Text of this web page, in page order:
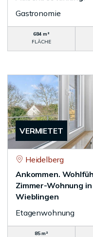
Gastronomie
684 m²
FLÄCHE
VERMIETET
Heidelberg
Ankommen.
Zimmer-Wohnung
Wieblingen
Etagenwohnung
85 m²